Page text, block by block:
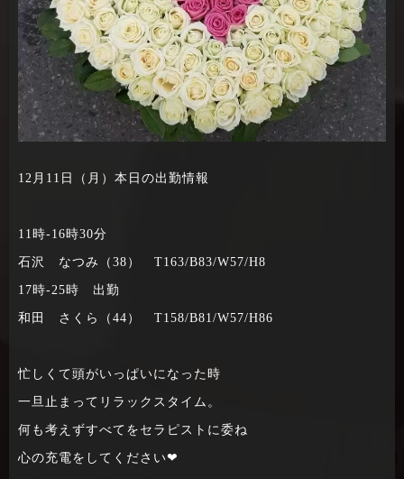
12月11日（月）本日の出勤情報
11時-16時30分
石沢 なつみ（38） T163/B83/W57/H8
17時-25時 出勤
和田 さくら（44） T158/B81/W57/H86
忙しくて頭がいっぱいになった時
一旦止まってリラックスタイム。
何も考えずすべてをセラピストに委ね
心の充電をしてください❤︎